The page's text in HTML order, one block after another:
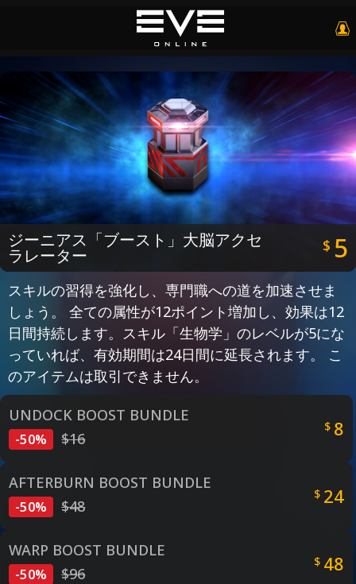
ジーニアス「ブースト」大脳アクセ
ラレーター $ 5
スキルの習得を強化し、専門職への道を加速させま
しょう。 全ての属性が12ポイント増加し、効果は12
日間持続します。スキル「生物学」のレベルが5にな
っていれば、有効期間は24日間に延長されます。 こ
のアイテムは取引できません。
UNDOCK BOOST BUNDLE
-50% $16
$ 8
AFTERBURN BOOST BUNDLE
-50% $48
$ 24
WARP BOOST BUNDLE
-50% $96
$ 48